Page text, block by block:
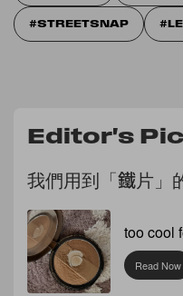
STREETSNAP
Editor's
我們用到「鐵片」
too cool
Read Now